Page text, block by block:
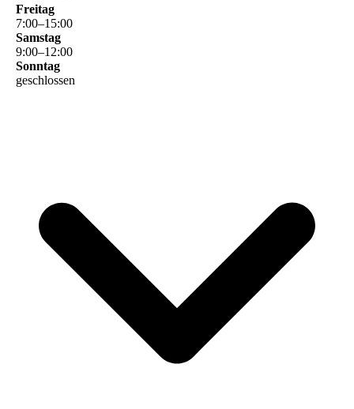
Freitag
7:00–15:00
Samstag
9:00–12:00
Sonntag
geschlossen